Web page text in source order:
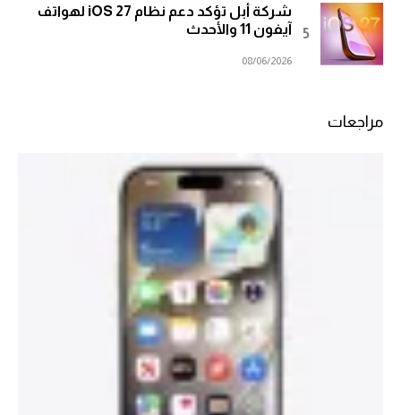
شركة أبل تؤكد دعم نظام iOS 27 لهواتف
آيفون 11 والأحدث
08/06/2026
مراجعات